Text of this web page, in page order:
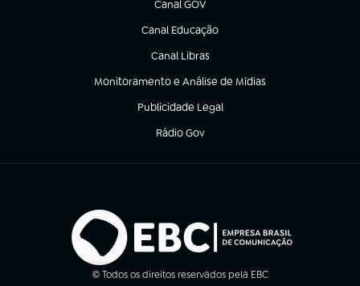
Canal GOV
(abre em nova aba)
Canal Educação
(abre em nova aba)
Canal Libras
(abre em nova aba)
Monitoramento e Análise de Mídias
(abre em nova aba)
Publicidade Legal
(abre em nova aba)
Rádio Gov
(abre em nova aba)
© Todos os direitos reservados pela EBC